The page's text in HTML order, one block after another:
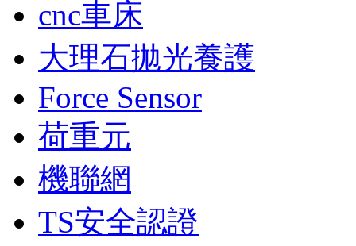
cnc車床
大理石拋光養護
Force Sensor
荷重元
機聯網
TS安全認證